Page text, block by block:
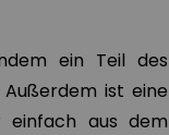
ein Teil des
ist eine
einfach aus dem